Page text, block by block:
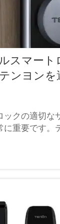
スマート
ンヨンを
ックの適切な
に重要です。
安全性が高
造しています
客の安全を